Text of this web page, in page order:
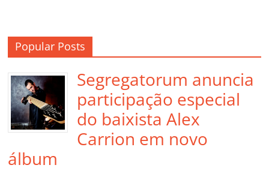
Popular Posts
Segregatorum anuncia
participação especial
do baixista Alex
Carrion em novo
álbum